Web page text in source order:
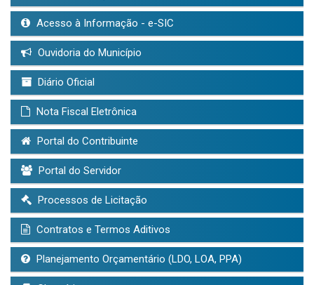
Acesso à Informação - e-SIC
Ouvidoria do Município
Diário Oficial
Nota Fiscal Eletrônica
Portal do Contribuinte
Portal do Servidor
Processos de Licitação
Contratos e Termos Aditivos
Planejamento Orçamentário (LDO, LOA, PPA)